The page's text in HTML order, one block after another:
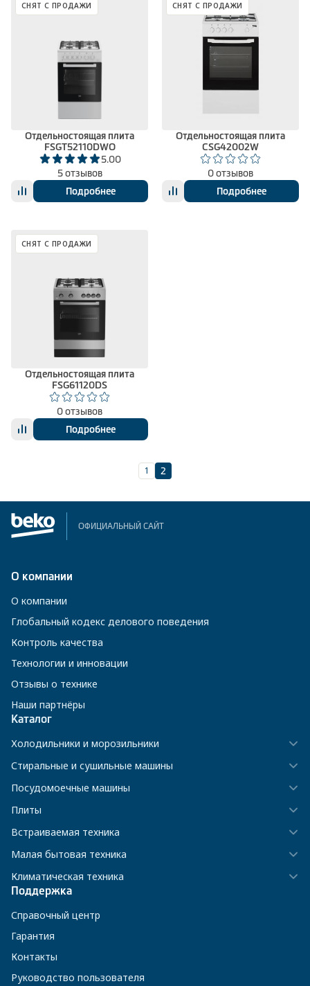
СНЯТ С ПРОДАЖИ
Отдельностоящая плита
FSGT52110DWO
5.00
5 отзывов
Подробнее
СНЯТ С ПРОДАЖИ
Отдельностоящая плита
CSG42002W
0 отзывов
Подробнее
СНЯТ С ПРОДАЖИ
Отдельностоящая плита
FSG61120DS
0 отзывов
Подробнее
1 2
ОФИЦИАЛЬНЫЙ САЙТ
О компании
О компании
Глобальный кодекс делового поведения
Контроль качества
Технологии и инновации
Отзывы о технике
Наши партнёры
Каталог
Холодильники и морозильники
Стиральные и сушильные машины
Посудомоечные машины
Плиты
Встраиваемая техника
Малая бытовая техника
Климатическая техника
Поддержка
Справочный центр
Гарантия
Контакты
Руководство пользователя